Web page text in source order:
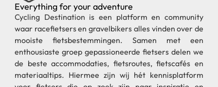
Everything for your adventure
Cycling Destination is een platform en community
waar racefietsers en gravelbikers alles vinden over de
mooiste fietsbestemmingen. Samen met een
enthousiaste groep gepassioneerde fietsers delen we
de beste accommodaties, fietsroutes, fietscafés en
materiaaltips. Hiermee zijn wij hét kennisplatform